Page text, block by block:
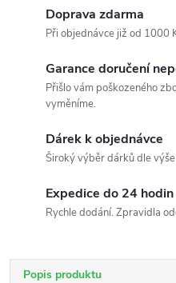
Doprava zdarma
Při objednávce již od 1000
Garance doručení
Přišlo vám poškozeného
vyměníme.
Dárek k objednávce
Široký výběr dárků dle
Expedice do 24 hodin
Rychle dodání. Zpravidla
Popis produktu